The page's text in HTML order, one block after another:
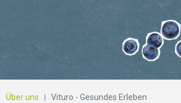
Über uns Vituro - Gesundes Erleben